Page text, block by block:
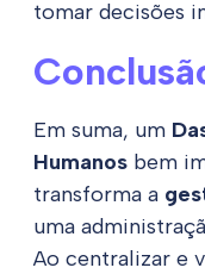
tomar decisões
Em suma, um
Humanos bem
transforma a
uma
Ao centralizar e